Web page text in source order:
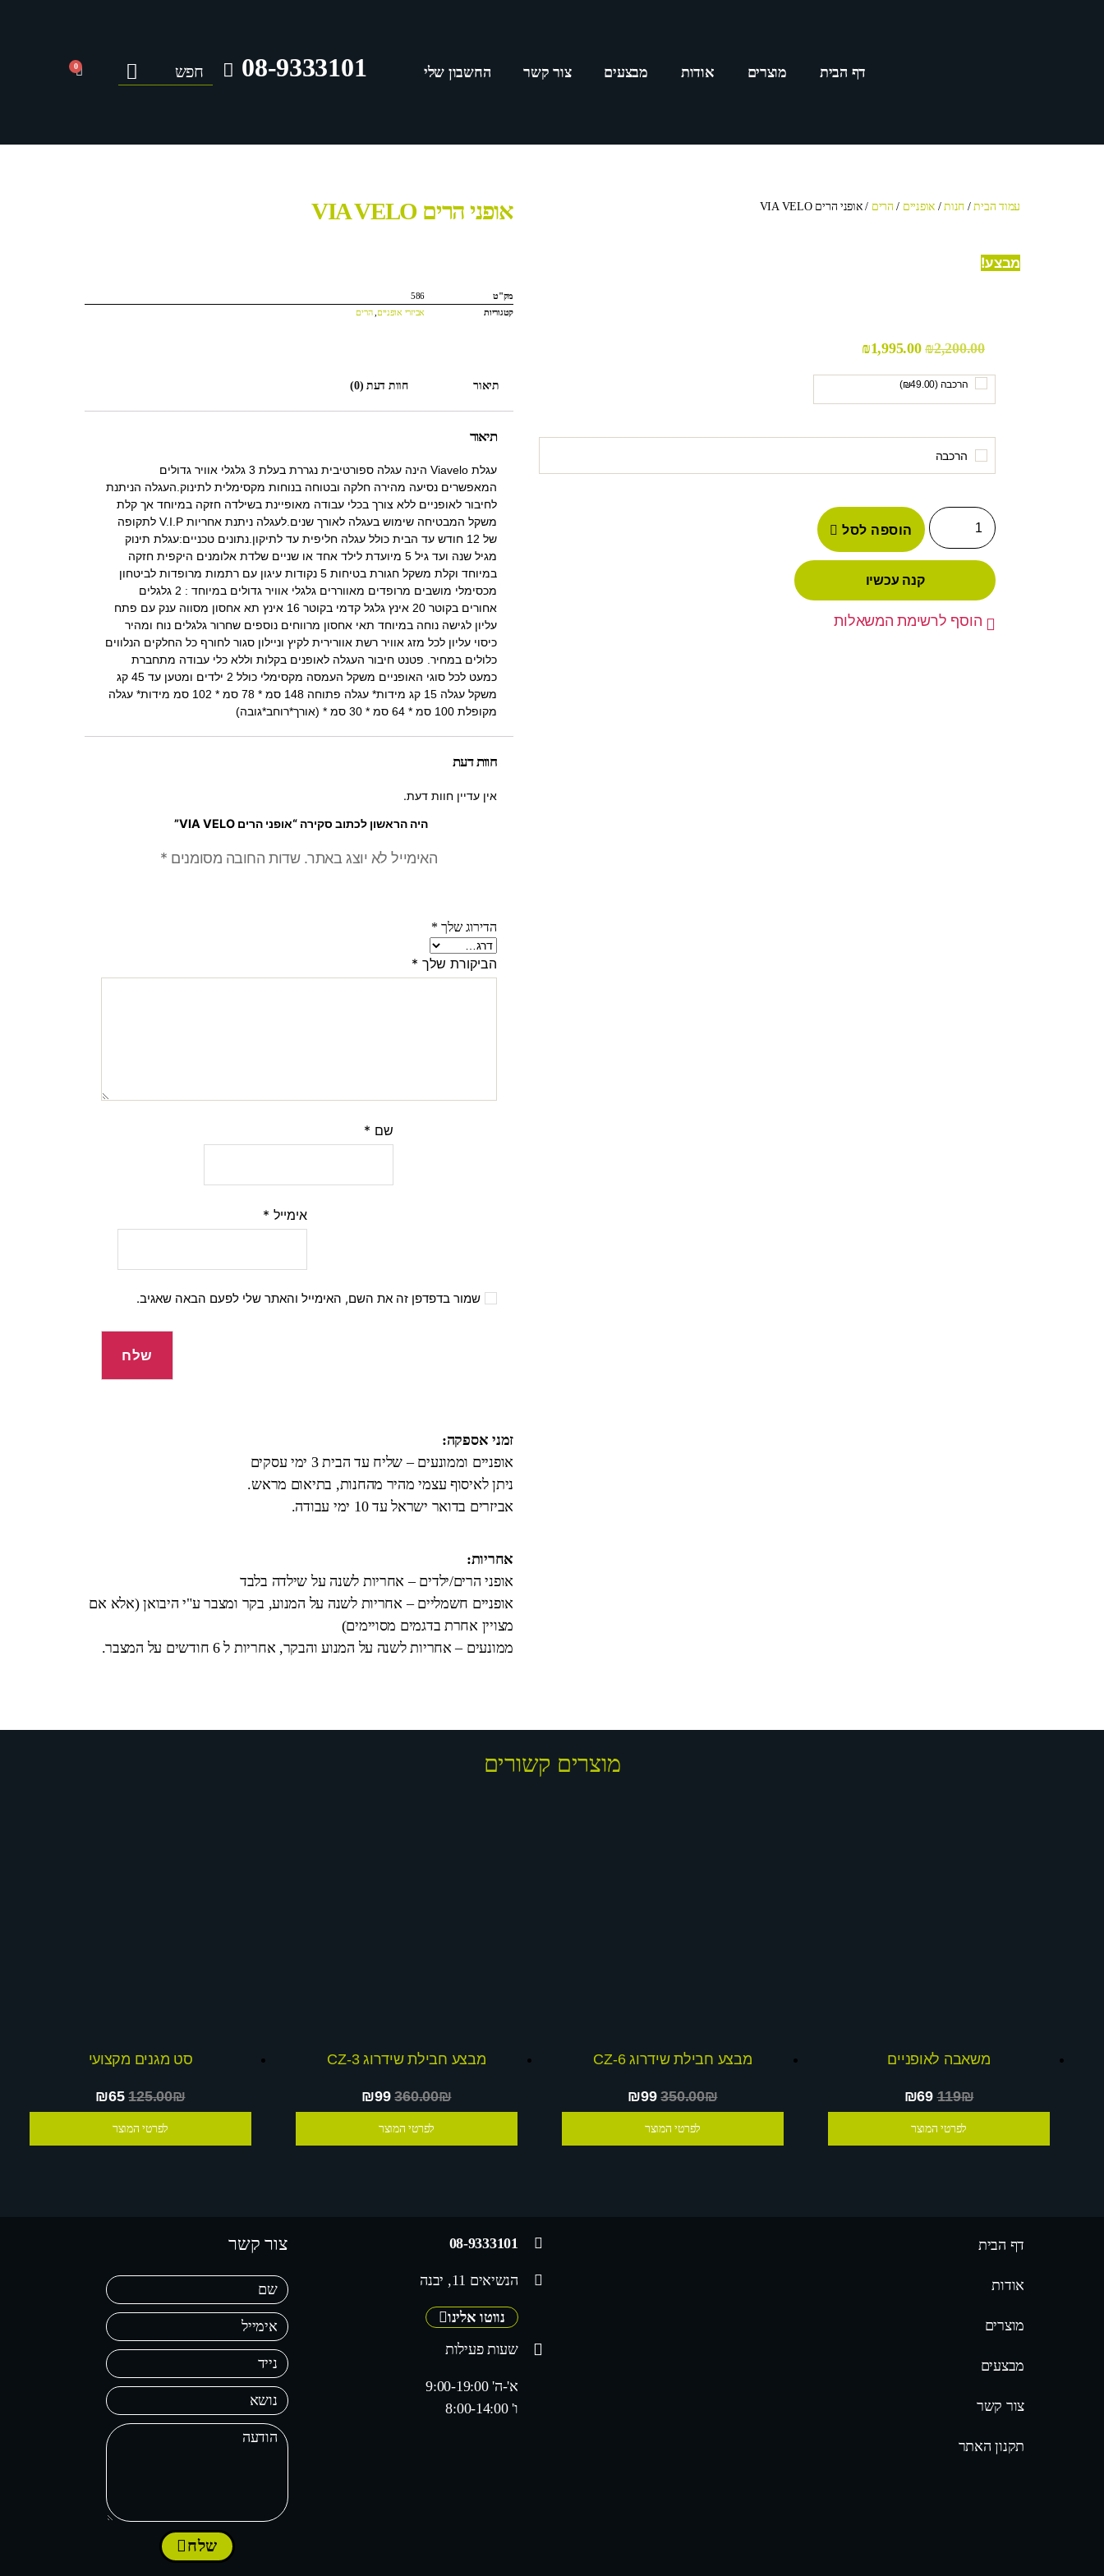
דף הבית מוצרים אודות מבצעים צור קשר החשבון שלי 08-9333101
0
עמוד הבית/ חנות/ אופניים / הרים / אופני הרים VIA VELO
מבצע!
₪2,200.00
₪1,995.00
הרכבה ( ₪49.00
)
הרכבה
הוספה לסל
קנה עכשיו
הוסף לרשימת המשאלות
אופני הרים VIA VELO
מק"ט
586
קטגוריות
אביזרי אופניים ,הרים
תיאור חוות דעת (0)
תיאור
עגלת Viavelo הינה עגלה ספורטיבית נגררת בעלת 3 גלגלי אוויר גדולים
המאפשרים נסיעה מהירה חלקה ובטוחה בנוחות מקסימלית לתינוק.העגלה הניתנת
לחיבור לאופניים ללא צורך בכלי עבודה מאופיינת בשילדה חזקה במיוחד אך קלת
משקל המבטיחה שימוש בעגלה לאורך שנים.לעגלה ניתנת אחריות V.I.P לתקופה
של 12 חודש עד הבית כולל עגלה חליפית עד לתיקון.נתונים טכניים:עגלת תינוק
מגיל שנה ועד גיל 5 מיועדת לילד אחד או שניים שלדת אלומנים היקפית חזקה
במיוחד וקלת משקל חגורת בטיחות 5 נקודות עיגון עם רתמות מרופדות לביטחון
מכסימלי מושבים מרופדים מאווררים גלגלי אוויר גדולים במיוחד : 2 גלגלים
אחורים בקוטר 20 אינץ גלגל קדמי בקוטר 16 אינץ תא אחסון מסווה ענק עם פתח
עליון לגישה נוחה במיוחד תאי אחסון מרווחים נוספים שחרור גלגלים נוח ומהיר
כיסוי עליון לכל מזג אוויר רשת אוורירית לקיץ וניילון סגור לחורף כל החלקים הנלווים
כלולים במחיר. פטנט חיבור העגלה לאופנים בקלות וללא כלי עבודה מתחברת
כמעט לכל סוגי האופניים משקל העמסה מקסימלי כולל 2 ילדים ומטען עד 45 קג
משקל עגלה 15 קג מידות* עגלה פתוחה 148 סמ * 78 סמ * 102 סמ מידות* עגלה
מקופלת 100 סמ * 64 סמ * 30 סמ * (אורך*רוחב*גובה)
חוות דעת
אין עדיין חוות דעת.
היה הראשון לכתוב סקירה “אופני הרים VIA VELO”
האימייל לא יוצג באתר. שדות החובה מסומנים *
הדירוג שלך *
הביקורת שלך *
שם *
אימייל *
שמור בדפדפן זה את השם, האימייל והאתר שלי לפעם הבאה שאגיב.
זמני אספקה:
אופניים וממונעים – שליח עד הבית 3 ימי עסקים
ניתן לאיסוף עצמי מהיר מהחנות, בתיאום מראש.
אביזרים בדואר ישראל עד 10 ימי עבודה.
אחריות:
אופני הרים/ילדים – אחריות לשנה על שילדה בלבד
אופניים חשמליים – אחריות לשנה על המנוע, בקר ומצבר ע"י היבואן (אלא אם
מצויין אחרת בדגמים מסויימים)
ממונעים – אחריות לשנה על המנוע והבקר, אחריות ל 6 חודשים על המצבר.
מוצרים קשורים
משאבה לאופניים
₪69119₪
לפרטי המוצר
מבצע חבילת שידרוג CZ-6
₪99350.00₪
לפרטי המוצר
מבצע חבילת שידרוג CZ-3
₪99360.00₪
לפרטי המוצר
סט מגנים מקצועי
₪65125.00₪
לפרטי המוצר
דף הבית
אודות
מוצרים
מבצעים
צור קשר
תקנון האתר
08-9333101
הנשיאים 11, יבנה
נווטו אלינו
שעות פעילות
א'-ה' 9:00-19:00
ו' 8:00-14:00
צור קשר
שלח